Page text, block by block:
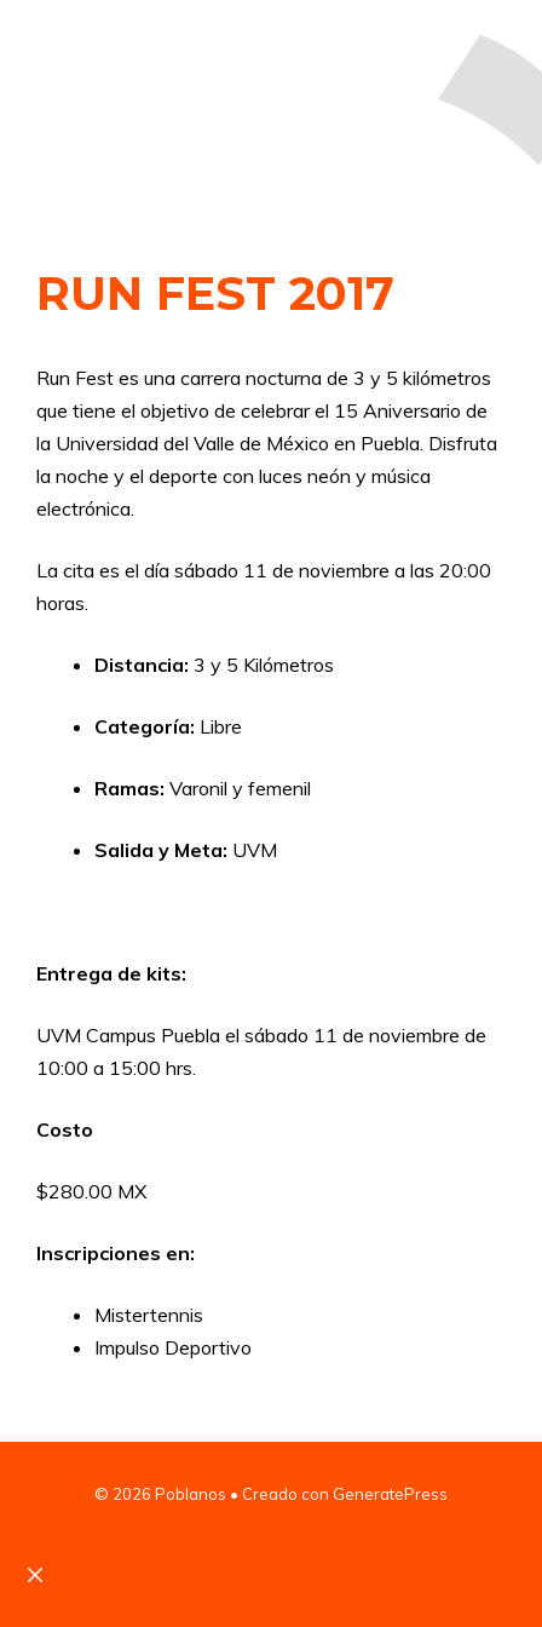
RUN FEST 2017
Run Fest es una carrera nocturna de 3 y 5 kilómetros
que tiene el objetivo de celebrar el 15 Aniversario de
la Universidad del Valle de México en Puebla. Disfruta
la noche y el deporte con luces neón y música
electrónica.
La cita es el día sábado 11 de noviembre a las 20:00
horas.
Distancia: 3 y 5 Kilómetros
Categoría: Libre
Ramas: Varonil y femenil
Salida y Meta: UVM
Entrega de kits:
UVM Campus Puebla el sábado 11 de noviembre de
10:00 a 15:00 hrs.
Costo
$280.00 MX
Inscripciones en:
Mistertennis
Impulso Deportivo
© 2026 Poblanos • Creado con GeneratePress